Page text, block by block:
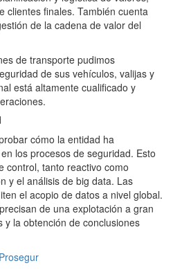
clientes finales. También cuenta
de la cadena de valor del
de transporte pudimos
de sus vehículos, valijas y
está altamente cualificado y
cómo la entidad ha
los procesos de seguridad. Esto
control, tanto reactivo como
y el análisis de big data. Las
el acopio de datos a nivel global.
de una explotación a gran
y la obtención de conclusiones